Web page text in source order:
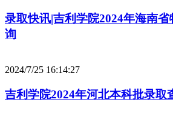
录取快讯|吉利学院2024年海南
询
2024/7/25 16:14:27
吉利学院2024年河北本科批录取